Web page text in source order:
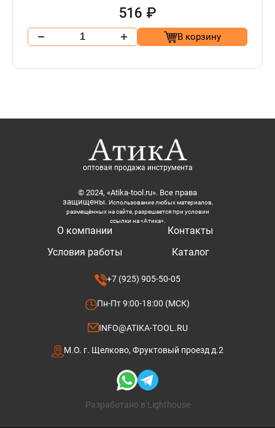
516 ₽
В корзину
оптовая продажа инструмента
© 2024, «Atika-tool.ru». Все права
защищены. Использование любых материалов,
размещённых на сайте, разрешается при условии
ссылки на «Атика».
О компании
Условия работы
Контакты
Каталог
+7 (925) 905-50-05
Пн-Пт 9:00-18:00 (МСК)
INFO@ATIKA-TOOL.RU
М.О. г. Щелково, Фруктовый проезд д.2
Разработано в Lighthouse